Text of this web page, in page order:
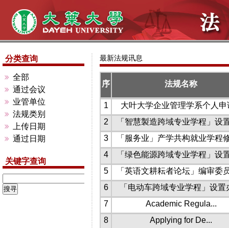
分类查询
全部
通过会议
业管单位
法规类别
上传日期
通过日期
关键字查询
最新法规讯息
序 法规名称
1
大叶大学企业管理学系个人申
2
「智慧製造跨域专业学程」设
3
「服务业」产学共构就业学程
4
「绿色能源跨域专业学程」设
5
「英语文耕耘者论坛」编审委
6
「电动车跨域专业学程」设置
7
Academic Regula...
8
Applying for De...